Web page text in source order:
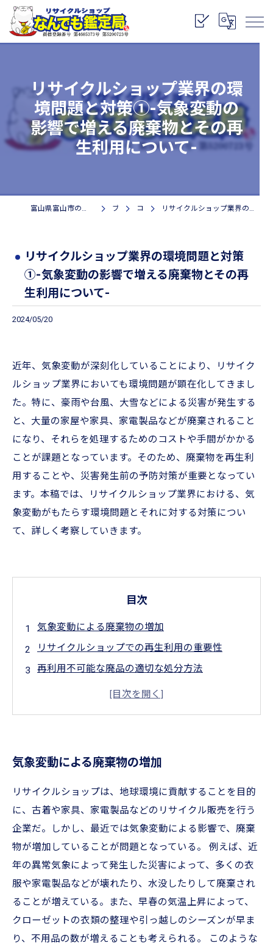
リサイクルショップ業界の環
境問題と対策①-気象変動の
影響で増える廃棄物とその再
生利用について-
富山県富山市のリサイクルショップなら株式会社なんでも鑑定局 ブログ コラム リサイクルショップ業界の環境問題と対策①-気象変動の影響で増える廃棄物とその再生利用について-
リサイクルショップ業界の環境問題と対策
①-気象変動の影響で増える廃棄物とその再
生利用について-
2024/05/20
近年、気象変動が深刻化していることにより、リサイク
ルショップ業界においても環境問題が顕在化してきまし
た。特に、豪雨や台風、大雪などによる災害が発生する
と、大量の家屋や家具、家電製品などが廃棄されること
になり、それらを処理するためのコストや手間がかかる
ことが課題となっています。そのため、廃棄物を再生利
用することや、災害発生前の予防対策が重要となってい
ます。本稿では、リサイクルショップ業界における、気
象変動がもたらす環境問題とそれに対する対策につい
て、詳しく考察していきます。
目次
気象変動による廃棄物の増加
リサイクルショップでの再生利用の重要性
再利用不可能な廃品の適切な処分方法
地球温暖化や自然災害対策におけるリサイクル
気象変動による廃棄物の増加
リサイクルショップは、地球環境に貢献することを目的
に、古着や家具、家電製品などのリサイクル販売を行う
企業だ。しかし、最近では気象変動による影響で、廃棄
物が増加していることが問題となっている。 例えば、近
年の異常気象によって発生した災害によって、多くの衣
服や家電製品などが壊れたり、水没したりして廃棄され
ることが増えている。また、早春の気温上昇によって、
クローゼットの衣類の整理や引っ越しのシーズンが早ま
り、不用品の数が増えることも考えられる。 このような